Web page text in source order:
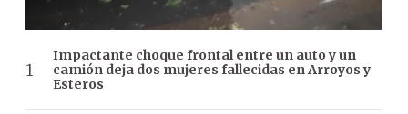
Impactante choque frontal entre un auto y un
camión deja dos mujeres fallecidas en Arroyos y
Esteros